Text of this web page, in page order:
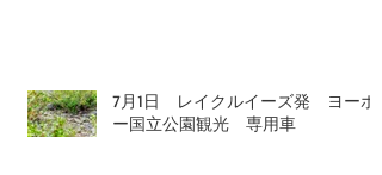
7月1日 レイクルイーズ発 ヨーホ
ー国立公園観光 専用車